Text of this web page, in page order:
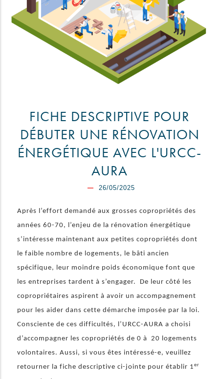
FICHE DESCRIPTIVE POUR
DÉBUTER UNE RÉNOVATION
ÉNERGÉTIQUE AVEC L'URCC-
AURA
26/05/2025
Après l’effort demandé aux grosses copropriétés des
années 60-70, l’enjeu de la rénovation énergétique
s’intéresse maintenant aux petites copropriétés dont
le faible nombre de logements, le bâti ancien
spécifique, leur moindre poids économique font que
les entreprises tardent à s’engager. De leur côté les
copropriétaires aspirent à avoir un accompagnement
pour les aider dans cette démarche imposée par la loi.
Consciente de ces difficultés, l’URCC-AURA a choisi
d’accompagner les copropriétés de 0 à 20 logements
volontaires. Aussi, si vous êtes intéressé-e, veuillez
retourner la fiche descriptive ci-jointe pour établir 1er